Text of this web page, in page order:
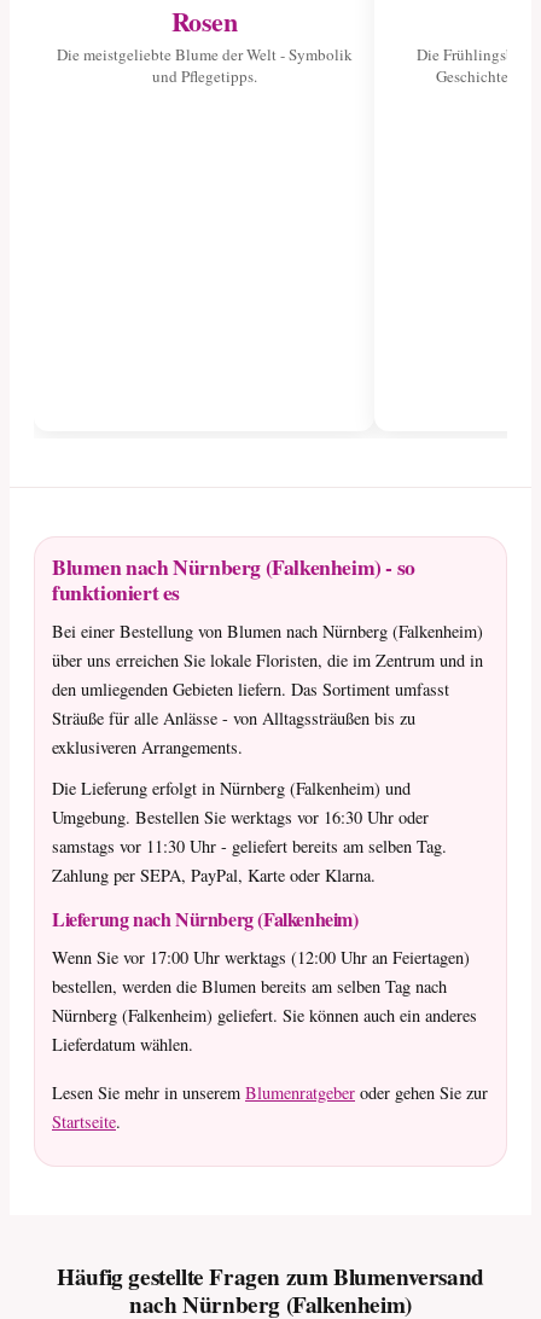
Rosen
Die meistgeliebte Blume der Welt - Symbolik
und Pflegetipps.
Die
Geschichte
Blumen nach Nürnberg (Falkenheim) - so
funktioniert es
Bei einer Bestellung von Blumen nach Nürnberg (Falkenheim)
über uns erreichen Sie lokale Floristen, die im Zentrum und in
den umliegenden Gebieten liefern. Das Sortiment umfasst
Sträuße für alle Anlässe - von Alltagssträußen bis zu
exklusiveren Arrangements.
Die Lieferung erfolgt in Nürnberg (Falkenheim) und
Umgebung. Bestellen Sie werktags vor 16:30 Uhr oder
samstags vor 11:30 Uhr - geliefert bereits am selben Tag.
Zahlung per SEPA, PayPal, Karte oder Klarna.
Lieferung nach Nürnberg (Falkenheim)
Wenn Sie vor 17:00 Uhr werktags (12:00 Uhr an Feiertagen)
bestellen, werden die Blumen bereits am selben Tag nach
Nürnberg (Falkenheim) geliefert. Sie können auch ein anderes
Lieferdatum wählen.
Lesen Sie mehr in unserem Blumenratgeber oder gehen Sie zur
Startseite.
Häufig gestellte Fragen zum Blumenversand
nach Nürnberg (Falkenheim)